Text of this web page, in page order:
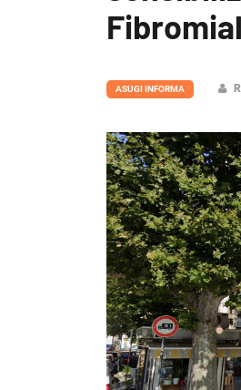
ASUGI INFORMA